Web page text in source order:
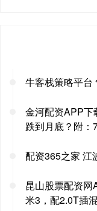
牛客栈策略平台
金河配资APP下
跌到月底？附：
配资365之家 江
昆山股票配资
米3，配2.0T插